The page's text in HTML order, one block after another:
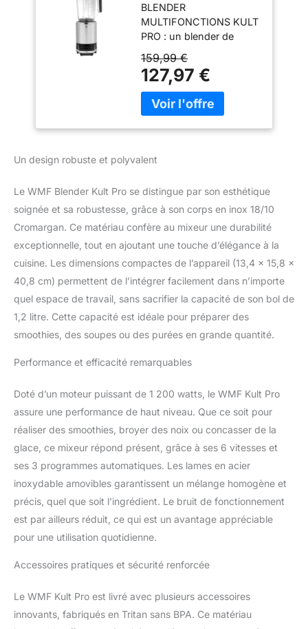
auto, Bol 1,2 L,
Accessoires en
Tritan sans BPA,
Inox 18/10
Cromargan, Lames
amovibles, 2
bouteilles incluses,
1200 W, Kult Pro
0416530011
BLENDER
MULTIFONCTIONS KULT
PRO : un blender de
pour tout broyer, hacher
et mélanger, avec tous
les accessoires pour
transporter vos
puissance de 1200 W,
vitesses et une fonction
d’impulsion, pour une
efficacité optimale et des
résultats parfaits
ACCESSOIRES INCLUS
EN TRITAN : 2 bouteilles
à mélanger à emporter
(500 ml + 700 ml) avec 2
couvercles pour boire, 1
petit récipient à mélanger
(300 ml) avec couvercle
compatibles lave-
CAPACITE : contenance
idéale 1,2 L, en Tritan
lavable au lave-vaisselle,
ouverture de remplissage
avec pot mesureur,
couvercle à poignée
amovible pour un
nettoyage facile et
complet GARANTIE :
WMF vous offre une
garantie de 2 ans 2
couteau à 6 lames et
inoxydable de haute
qualité, pour une
159,99 €
127,97 €
Un design robuste et polyvalent
Le WMF Blender Kult Pro se distingue par son esthétique
soignée et sa robustesse, grâce à son corps en inox 18/10
Cromargan. Ce matériau confère au mixeur une durabilité
exceptionnelle, tout en ajoutant une touche d’élégance à la
cuisine. Les dimensions compactes de l’appareil (13,4 x 15,8 x
40,8 cm) permettent de l’intégrer facilement dans n’importe
quel espace de travail, sans sacrifier la capacité de son bol de
1,2 litre. Cette capacité est idéale pour préparer des
smoothies, des soupes ou des purées en grande quantité.
Performance et efficacité remarquables
Doté d’un moteur puissant de 1 200 watts, le WMF Kult Pro
assure une performance de haut niveau. Que ce soit pour
réaliser des smoothies, broyer des noix ou concasser de la
glace, ce mixeur répond présent, grâce à ses 6 vitesses et
ses 3 programmes automatiques. Les lames en acier
inoxydable amovibles garantissent un mélange homogène et
précis, quel que soit l’ingrédient. Le bruit de fonctionnement
est par ailleurs réduit, ce qui est un avantage appréciable
pour une utilisation quotidienne.
Accessoires pratiques et sécurité renforcée
Le WMF Kult Pro est livré avec plusieurs accessoires
innovants, fabriqués en Tritan sans BPA. Ce matériau